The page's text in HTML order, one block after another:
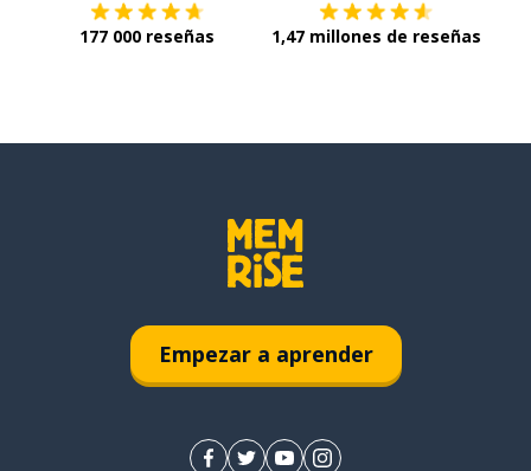
177 000 reseñas 1,47 millones de reseñas
Empezar a aprender